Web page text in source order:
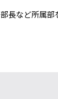
など所属部